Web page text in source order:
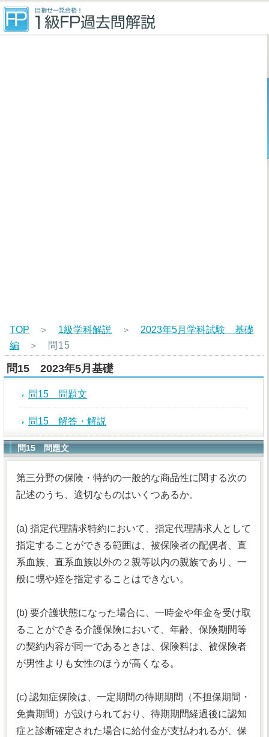
TOP ＞ 1級学科解説 ＞ 2023年5月学科試験 基礎
編 ＞ 問15
問15 2023年5月基礎
問15 問題文
問15 解答・解説
問15 問題文
第三分野の保険・特約の一般的な商品性に関する次の
記述のうち、適切なものはいくつあるか。
(a) 指定代理請求特約において、指定代理請求人として
指定することができる範囲は、被保険者の配偶者、直
系血族、直系血族以外の２親等以内の親族であり、一
般に甥や姪を指定することはできない。
(b) 要介護状態になった場合に、一時金や年金を受け取
ることができる介護保険において、年齢、保険期間等
の契約内容が同一であるときは、保険料は、被保険者
が男性よりも女性のほうが高くなる。
(c) 認知症保険は、一定期間の待期期間（不担保期間・
免責期間）が設けられており、待期期間経過後に認知
症と診断確定された場合に給付金が支払われるが、保